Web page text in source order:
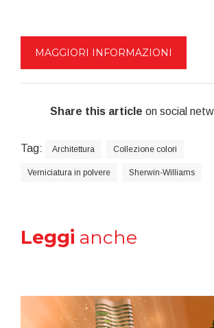
MAGGIORI INFORMAZIONI
Share this article on social
Tag: Architettura Collezione colori
Verniciatura in polvere Sherwin-Williams
Leggi anche